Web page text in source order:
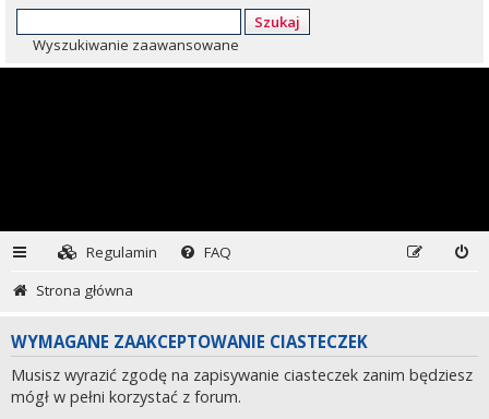
Szukaj
Wyszukiwanie zaawansowane
Regulamin
FAQ
Strona główna
WYMAGANE ZAAKCEPTOWANIE CIASTECZEK
Musisz wyrazić zgodę na zapisywanie ciasteczek zanim będziesz
mógł w pełni korzystać z forum.